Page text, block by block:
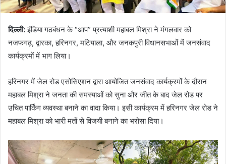
दिल्ली:इंडिया गठबंधन के “आप” प्रत्याशी महाबल मिश्रा ने मंगलवार को
नजफगढ़, द्वारका, हरिनगर, मटियाला, और जनकपुरी विधानसभाओं में जनसंवाद
कार्यक्रमों में भाग लिया।
हरिनगर में जेल रोड एसोसिएशन द्वारा आयोजित जनसंवाद कार्यक्रमों के दौरान
महाबल मिश्रा ने जनता की समस्याओं को सुना और जीत के बाद जेल रोड पर
उचित पार्किंग व्यवस्था बनाने का वादा किया। इसी कार्यक्रम में हरिनगर जेल रोड ने
महाबल मिश्रा को भारी मतों से विजयी बनाने का भरोसा दिया।